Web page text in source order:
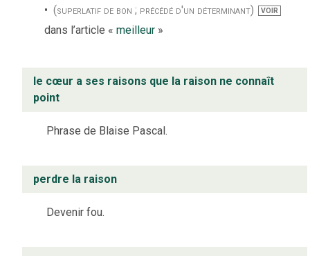
(superlatif de bon ; précédé d'un déterminant)
VOIR
dans l’article « meilleur »
le cœur a ses raisons que la raison ne connaît
point
Phrase de Blaise Pascal.
perdre la raison
Devenir fou.